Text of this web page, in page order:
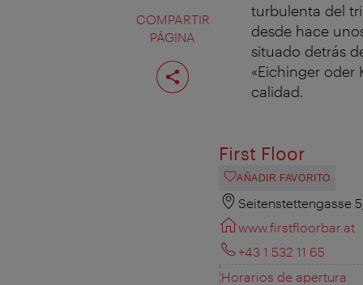
COMPARTIR
PÁGINA
Compartir
página
turbulenta del
desde hace
situado detrás
«Eichinger oder
calidad.
First Floor
AÑADIR FAVORITO
Seitenstettengasse
www.firstfloorbar.at
+43 1 532 11 65
Horarios de apertura